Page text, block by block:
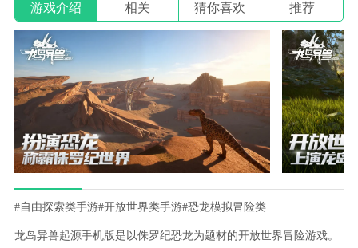
游戏介绍 相关 猜你喜欢 推荐
#自由探索类手游#开放世界类手游#恐龙模拟冒险类
龙岛异兽起源手机版是以侏罗纪恐龙为题材的开放世界冒险游戏。